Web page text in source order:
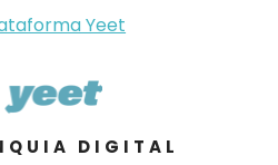
Yeet
DIGITAL